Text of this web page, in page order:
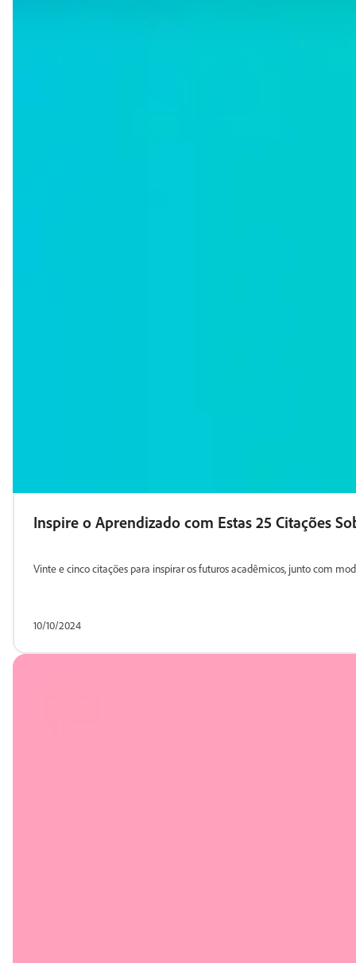
Inspire o Aprendizado com Estas 25 Citações
Vinte e cinco citações para inspirar os futuros acadêmicos, junto com
10/10/2024